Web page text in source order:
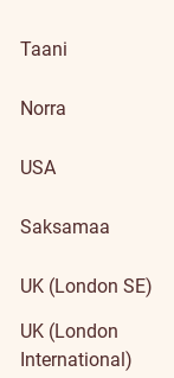
Taani
Norra
USA
Saksamaa
UK (London SE)
UK (London
International)